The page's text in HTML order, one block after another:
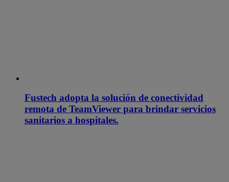
Fustech adopta la solución de conectividad
remota de TeamViewer para brindar servicios
sanitarios a hospitales.